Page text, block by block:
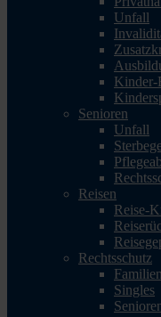
Unfall
Kinder-
Senioren
Unfall
Reisen
Reise-
Rechtsschutz
Familien
Singles